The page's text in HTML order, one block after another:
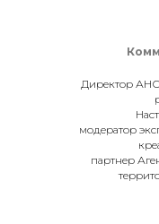
Директор
модератор
партнер